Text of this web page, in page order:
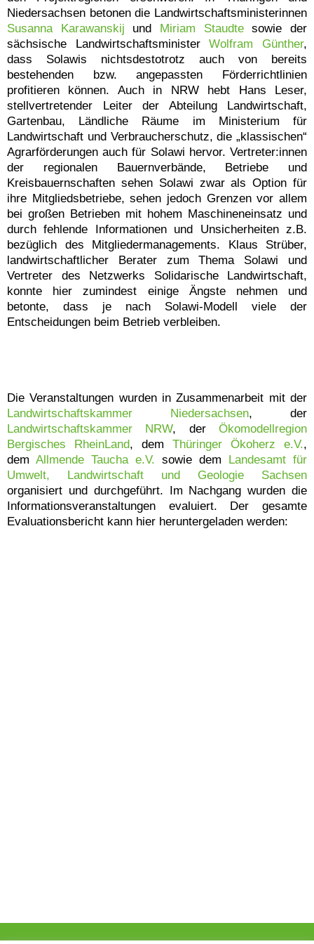
Niedersachsen betonen die Landwirtschaftsministerinnen
Susanna Karawanskij und Miriam Staudtesowie der
sächsische LandwirtschaftsministerWolfram Günther,
dass Solawis nichtsdestotrotz auch von bereits
bestehenden bzw. angepassten Förderrichtlinien
profitieren können. Auch in NRW hebt Hans Leser,
stellvertretender Leiter der Abteilung Landwirtschaft,
Gartenbau, Ländliche Räume im Ministerium für
Landwirtschaft und Verbraucherschutz, die „klassischen“
Agrarförderungen auch für Solawi hervor. Vertreter:innen
der regionalen Bauernverbände, Betriebe und
Kreisbauernschaften sehen Solawi zwar als Option für
ihre Mitgliedsbetriebe, sehen jedoch Grenzen vor allem
bei großen Betrieben mit hohem Maschineneinsatz und
durch fehlende Informationen und Unsicherheiten z.B.
bezüglich des Mitgliedermanagements. Klaus Strüber,
landwirtschaftlicher Berater zum Thema Solawi und
Vertreter des Netzwerks Solidarische Landwirtschaft,
konnte hier zumindest einige Ängste nehmen und
betonte, dass je nach Solawi-Modell viele der
Entscheidungen beim Betrieb verbleiben.
Die Veranstaltungen wurden in Zusammenarbeit mit der
Landwirtschaftskammer Niedersachsen, der
Landwirtschaftskammer NRW, derÖkomodellregion
Bergisches RheinLand, dem Thüringer Ökoherz e.V.,
dem Allmende Taucha e.V. sowie dem Landesamt für
Umwelt, Landwirtschaft und Geologie Sachsen
organisiert und durchgeführt. Im Nachgang wurden die
Informationsveranstaltungen evaluiert. Der gesamte
Evaluationsbericht kann hier heruntergeladen werden: